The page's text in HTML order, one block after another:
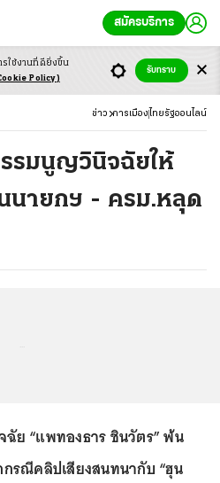
สมัครบริการ
ข่าว การเมือง ไทยรัฐออนไลน์
รมนูญวินิจฉัยให้
นายกฯ - ครม.หลุด
ย “แพทองธาร ชินวัตร” พ้น
รณีคลิปเสียงสนทนากับ “ฮุน
รใช้งานที่ดียิ่งขึ้น
Policy)
รับทราบ